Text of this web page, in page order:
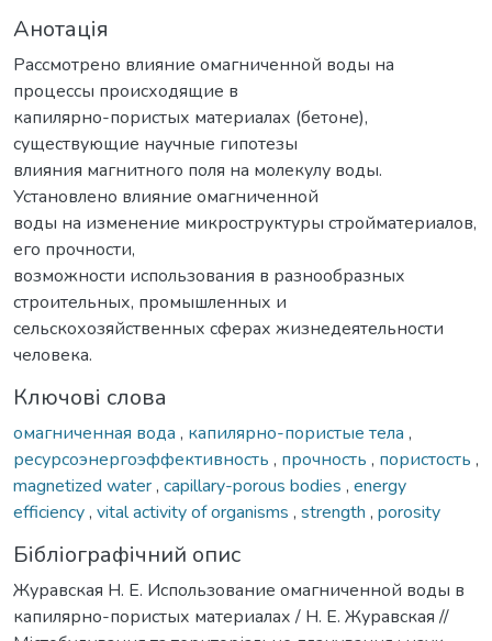
Анотація
Рассмотрено влияние омагниченной воды на
процессы происходящие в
капилярно-пористых материалах (бетоне),
существующие научные гипотезы
влияния магнитного поля на молекулу воды.
Установлено влияние омагниченной
воды на изменение микроструктуры стройматериалов,
его прочности,
возможности использования в разнообразных
строительных, промышленных и
сельскохозяйственных сферах жизнедеятельности
человека.
Ключові слова
омагниченная вода , капилярно-пористые тела ,
ресурсоэнергоэффективность , прочность , пористость ,
magnetized water, capillary-porous bodies , energy
efficiency, vital activity of organisms , strength , porosity
Бібліографічний опис
Журавская Н. Е. Использование омагниченной воды в
капилярно-пористых материалах / Н. Е. Журавская //